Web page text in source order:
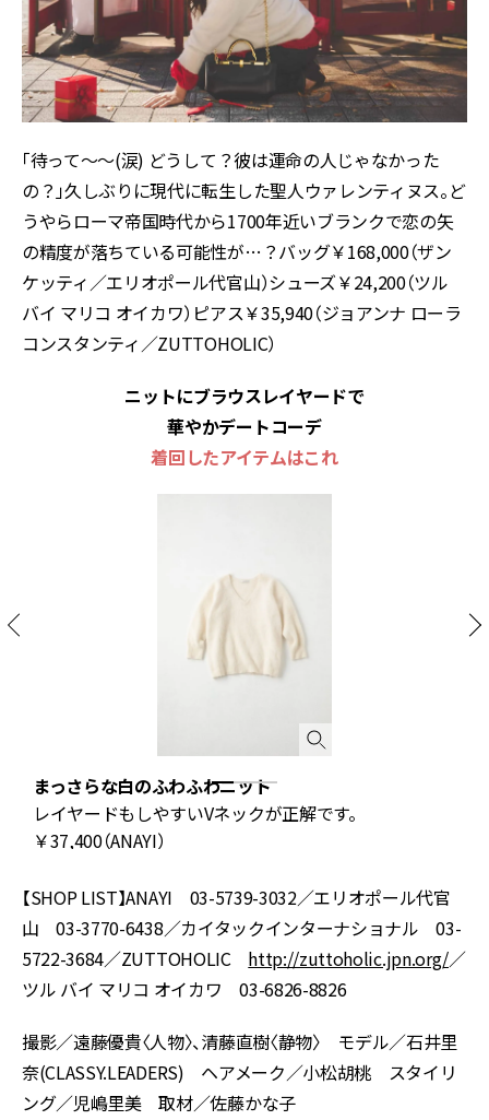
「待って〜〜(涙) どうして？彼は運命の人じゃなかった
の？」久しぶりに現代に転生した聖人ウァレンティヌス。ど
うやらローマ帝国時代から1700年近いブランクで恋の矢
の精度が落ちている可能性が…？バッグ￥168,000（ザン
ケッティ／エリオポール代官山）シューズ￥24,200（ツル
バイ マリコ オイカワ）ピアス￥35,940（ジョアンナ ローラ
コンスタンティ／ZUTTOHOLIC）
ニットにブラウスレイヤードで
華やかデートコーデ
着回したアイテムはこれ
まっさらな白のふわふわニット
レイヤードもしやすいVネックが正解です。
￥37,400（ANAYI）
【SHOP LIST】ANAYI 03-5739-3032／エリオポール代官
山 03-3770-6438／カイタックインターナショナル 03-
5722-3684／ZUTTOHOLIC http://zuttoholic.jpn.org/／
ツル バイ マリコ オイカワ 03-6826-8826
撮影／遠藤優貴〈人物〉、清藤直樹〈静物〉 モデル／石井里
奈(CLASSY.LEADERS) ヘアメーク／小松胡桃 スタイリ
ング／児嶋里美 取材／佐藤かな子